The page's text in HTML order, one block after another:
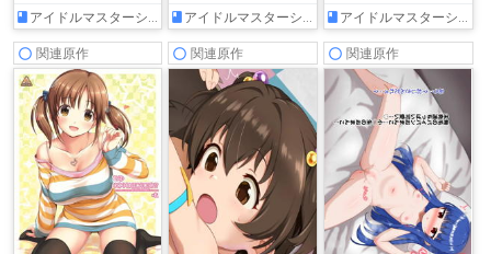
アイドルマスターシンデレラガールズ
アイドルマスターシンデレラガールズ
アイドルマスターシンデレラガールズ
関連原作 関連原作 関連原作